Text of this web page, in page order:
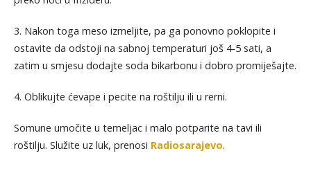
3. Nakon toga meso izmeljite, pa ga ponovno poklopite i
ostavite da odstoji na sabnoj temperaturi još 4-5 sati, a
zatim u smjesu dodajte soda bikarbonu i dobro promiješajte.
4. Oblikujte ćevape i pecite na roštilju ili u rerni.
Somune umočite u temeljac i malo potparite na tavi ili
roštilju. Služite uz luk, prenosi Radiosarajevo.